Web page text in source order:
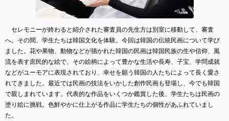
セレモニーが終わると紹介された審査員の先生方は別室に移動して、審査
へ。その間、学生たちは韓国文化を体験。今回は韓国の伝統民画について学び
ました。花や果物、動物などが描かれた韓国の民画は韓国民族の生や信仰、風
流を表す庶民的な絵で、その絵柄によって豊かな生活や長寿、子宝、学問成就
などがユーモアに表現されており、幸せを願う韓国の人たちによって長く愛さ
れてきました。最近では民画の技法をいかした創作民画も登場し、今でも韓国
で親しまれています。代表的な作品をいくつか鑑賞した後、学生たちは民画の
塗り絵に挑戦。色鮮やかに仕上がる作品に学生たちの個性があふれていまし
た。